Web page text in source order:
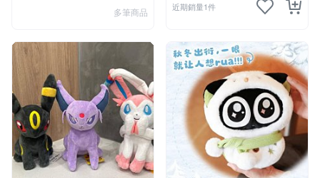
多筆商品 近期銷量1件